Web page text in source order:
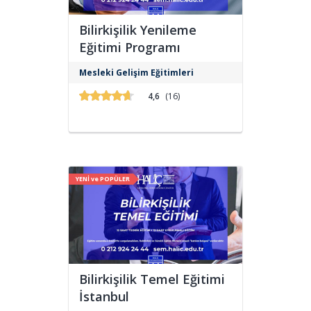
Bilirkişilik Yenileme
Eğitimi Programı
Yenileme Eğitimi”ni tamamladığına dair
katılım belgesi verilecektir.
Mesleki Gelişim Eğitimleri
4,6 (16)
YENİ ve POPÜLER
Bilirkişilik Temel Eğitimi
İstanbul